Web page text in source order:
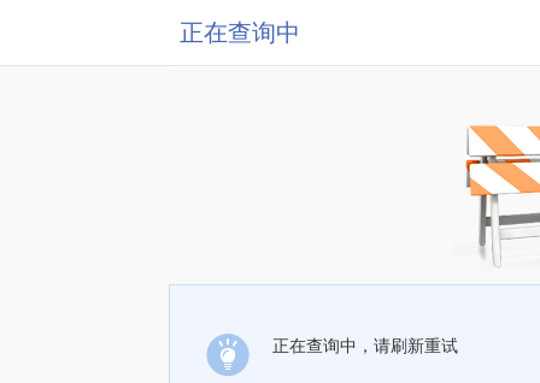
正在查询中
正在查询中，请刷新重试